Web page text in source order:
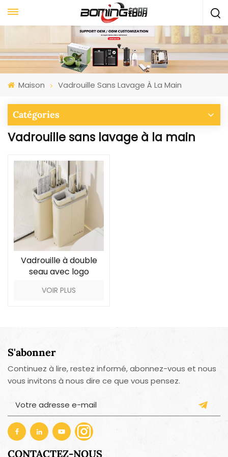
Maison Vadrouille Sans Lavage À La Main
Catégories
Vadrouille sans lavage à la main
Vadrouille à double
seau avec logo
nettoyage des sols
VOIR PLUS
S'abonner
Continuez à lire, restez informé, abonnez-vous et nous
vous invitons à nous dire ce que vous pensez.
CONTACTEZ-NOUS